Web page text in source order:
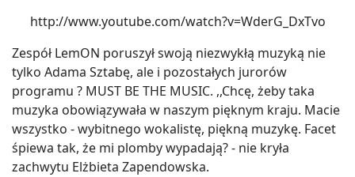
http://www.youtube.com/watch?v=WderG_DxTvo
Zespół LemON poruszył swoją niezwykłą muzyką nie
tylko Adama Sztabę, ale i pozostałych jurorów
programu ? MUST BE THE MUSIC. ,,Chcę, żeby taka
muzyka obowiązywała w naszym pięknym kraju. Macie
wszystko - wybitnego wokalistę, piękną muzykę. Facet
śpiewa tak, że mi plomby wypadają? - nie kryła
zachwytu Elżbieta Zapendowska.